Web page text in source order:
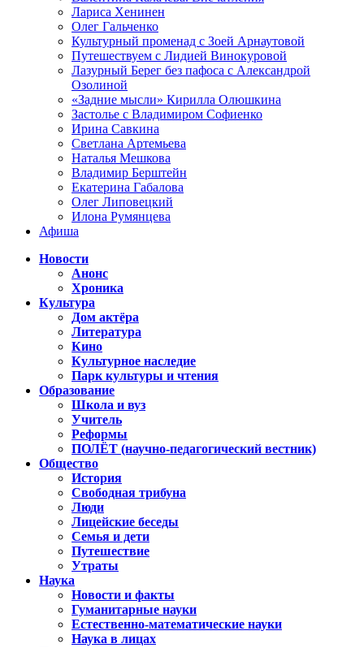
Лариса Хенинен
Олег Гальченко
Культурный променад с Зоей Арнаутовой
Путешествуем с Лидией Винокуровой
Лазурный Берег без пафоса с Александрой
Озолиной
«Задние мысли» Кирилла Олюшкина
Застолье с Владимиром Софиенко
Ирина Савкина
Светлана Артемьева
Наталья Мешкова
Владимир Берштейн
Екатерина Габалова
Олег Липовецкий
Илона Румянцева
Афиша
Новости
Анонс
Хроника
Культура
Дом актёра
Литература
Кино
Культурное наследие
Парк культуры и чтения
Образование
Школа и вуз
Учитель
Реформы
ПОЛЁТ (научно-педагогический вестник)
Общество
История
Свободная трибуна
Люди
Лицейские беседы
Семья и дети
Путешествие
Утраты
Наука
Новости и факты
Гуманитарные науки
Естественно-математические науки
Наука в лицах